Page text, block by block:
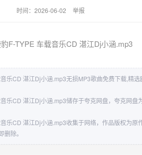
时间：2026-06-02 举报
F-TYPE 车载音乐CD 湛江Dj小涵.mp3
乐CD 湛江Dj小涵.mp3无损MP3歌曲免费下载,精
乐CD 湛江Dj小涵.mp3储存于夸克网盘，夸克网盘
乐CD 湛江Dj小涵.mp3收集于网络，作品版权为原
除。